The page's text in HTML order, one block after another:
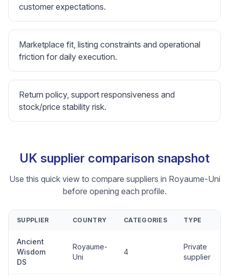
customer expectations.
Marketplace fit, listing constraints and operational
friction for daily execution.
Return policy, support responsiveness and
stock/price stability risk.
UK supplier comparison snapshot
Use this quick view to compare suppliers in Royaume-Uni
before opening each profile.
SUPPLIER COUNTRY CATEGORIES TYPE
Ancient
Wisdom
DS
Royaume-
Uni
4
Private
supplier